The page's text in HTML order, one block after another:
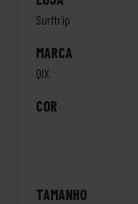
Surftrip
MARCA
QIX
COR
TAMANHO